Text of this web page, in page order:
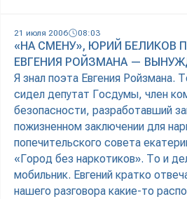
21 июля 2006 08:03
«НА СМЕНУ», ЮРИЙ БЕЛИКОВ
ЕВГЕНИЯ РОЙЗМАНА —
Я знал поэта Евгения Ройзмана.
сидел депутат Госдумы, член
безопасности, разработавший
пожизненном заключении для
попечительского совета
«Город без наркотиков». То и
мобильник. Евгений кратко
нашего разговора какие-то